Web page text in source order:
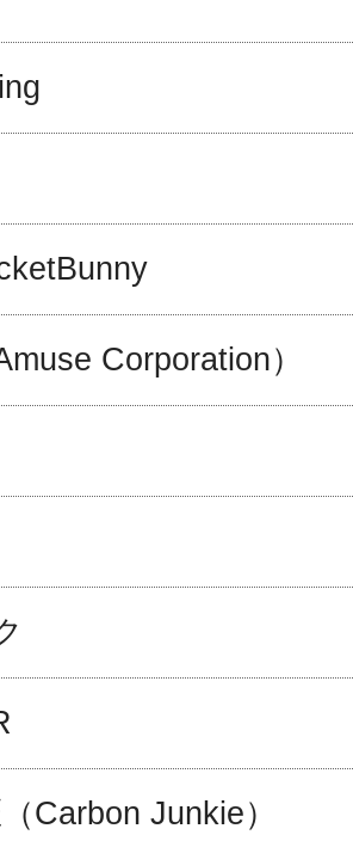
Corporation）
Carbon Junkie）